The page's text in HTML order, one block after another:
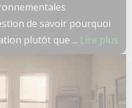
de savoir pourquoi
plutôt que ... Lire plus